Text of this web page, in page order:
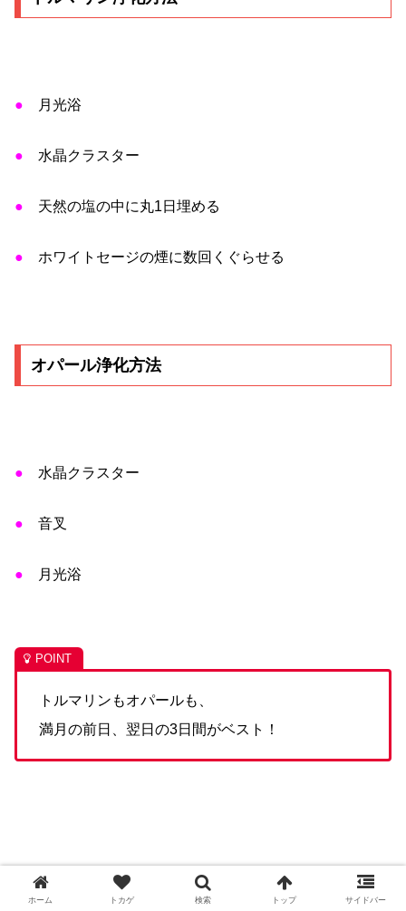
● 月光浴
● 水晶クラスター
● 天然の塩の中に丸1日埋める
● ホワイトセージの煙に数回くぐらせる
オパール浄化方法
● 水晶クラスター
● 音叉
● 月光浴
トルマリンもオパールも、
満月の前日、翌日の3日間がベスト！
ホーム トカゲ 検索 トップ サイドバー